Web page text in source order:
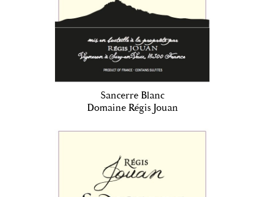
Sancerre Blanc
Domaine Régis Jouan